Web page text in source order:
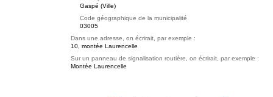
Gaspé (Ville)
Code géographique de la municipalité
03005
Dans une adresse, on écrirait, par exemple :
10, montée Laurencelle
Sur un panneau de signalisation routière, on écrirait, par exemple :
Montée Laurencelle